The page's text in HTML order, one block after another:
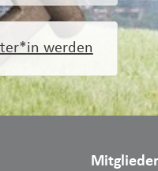
werden